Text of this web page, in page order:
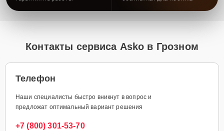
Контакты сервиса Asko в Грозном
Телефон
Наши специалисты быстро вникнут в вопрос и
предложат оптимальный вариант решения
+7 (800) 301-53-70